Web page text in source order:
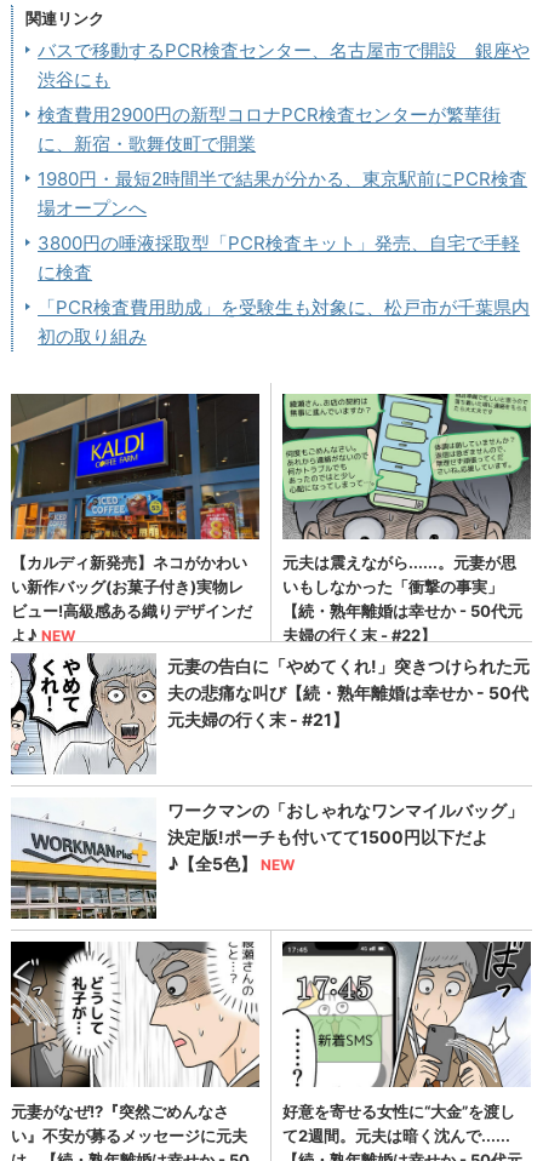
関連リンク
バスで移動するPCR検査センター、名古屋市で開設 銀座や
渋谷にも
検査費用2900円の新型コロナPCR検査センターが繁華街
に、新宿・歌舞伎町で開業
1980円・最短2時間半で結果が分かる、東京駅前にPCR検査
場オープンへ
3800円の唾液採取型「PCR検査キット」発売、自宅で手軽
に検査
「PCR検査費用助成」を受験生も対象に、松戸市が千葉県内
初の取り組み